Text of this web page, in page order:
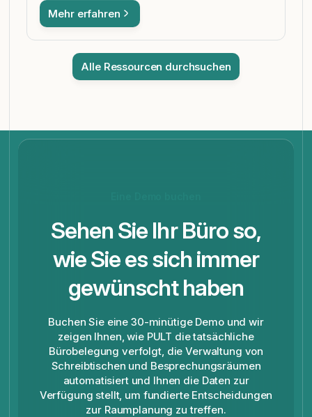
Mehr erfahren
Alle Ressourcen durchsuchen
Sehen Sie Ihr Büro so,
wie Sie es sich immer
gewünscht haben
Buchen Sie eine 30-minütige Demo und wir
zeigen Ihnen, wie PULT die tatsächliche
Bürobelegung verfolgt, die Verwaltung von
Schreibtischen und Besprechungsräumen
automatisiert und Ihnen die Daten zur
Verfügung stellt, um fundierte Entscheidungen
zur Raumplanung zu treffen.